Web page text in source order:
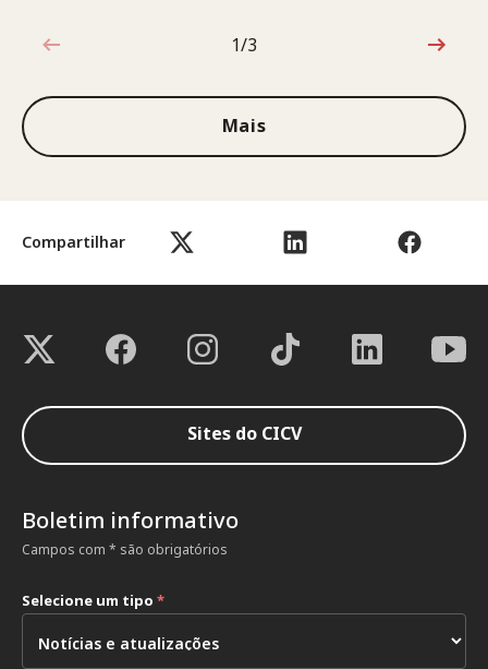
Compartilhar
1 de 3
1/3
Mais
Sites do CICV
Boletim informativo
Campos com * são obrigatórios
Selecione um tipo *